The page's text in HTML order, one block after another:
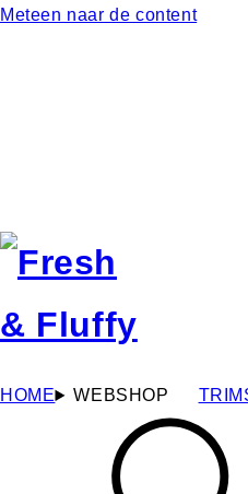
Meteen naar de content
HOME WEBSHOP